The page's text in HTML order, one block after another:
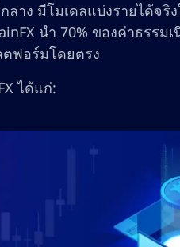
าง มีโมเดลแบ่งรายได้จริ
นำ 70% ของค่าธรร
ตฟอร์มโดยตรง
ได้แก่: